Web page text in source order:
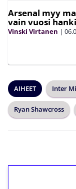
Arsenal myy
vain vuosi
Vinski Virtanen |
AIHEET Inter
Ryan Shawcross